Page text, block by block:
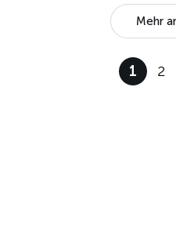
Mehr
1 2